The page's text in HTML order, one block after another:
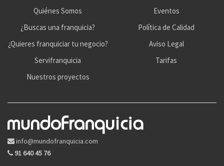
Quiénes Somos
¿Buscas una franquicia?
¿Quieres franquiciar tu negocio?
Servifranquicia
Nuestros proyectos
Eventos
Política de Calidad
Aviso Legal
Tarifas
info@mundofranquicia.com
91 640 45 76